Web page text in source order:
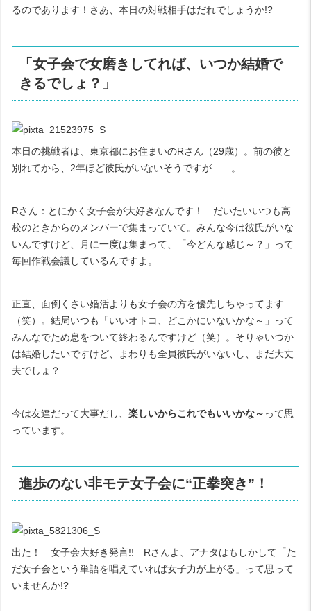
るのであります！さあ、本日の対戦相手はだれでしょうか!?
「女子会で女磨きしてれば、いつか結婚で
きるでしょ？」
本日の挑戦者は、東京都にお住まいのRさん（29歳）。前の彼と
別れてから、 2年ほど彼氏がいないそうですが……。
Rさん：とにかく女子会が大好きなんです！ だいたいいつも高
校のときからのメンバーで集まっていて。みんな今は彼氏がいな
いんですけど、月に一度は集まって、「今どんな感じ～？」って
毎回作戦会議しているんですよ。
正直、面倒くさい婚活よりも女子会の方を優先しちゃってます
（笑）。結局いつも「いいオトコ、どこかにいないかな～」って
みんなでため息をついて終わるんですけど（笑）。そりゃいつか
は結婚したいですけど、まわりも全員彼氏がいないし、まだ大丈
夫でしょ？
今は友達だって大事だし、 楽しいからこれでもいいかな～ って思
っています。
進歩のない非モテ女子会に“正拳突き”！
出た！ 女子会大好き発言!! Rさんよ、アナタはもしかして「た
だ女子会という単語を唱えていれば女子力が上がる」って思って
いませんか!?